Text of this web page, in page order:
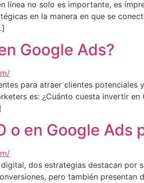
línea no solo es importante, es
en la manera en que se
Google Ads?
para atraer clientes
es: ¿Cuánto cuesta invertir
o en Google Ads
dos estrategias destacan por
pero también presentan